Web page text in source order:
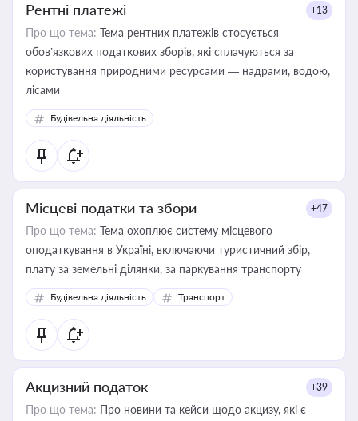
Рентні платежі +13
Про що тема: Тема рентних платежів стосується
обов’язкових податкових зборів, які сплачуються за
користування природними ресурсами — надрами, водою,
лісами
Будівельна діяльність
Місцеві податки та збори +47
Про що тема: Тема охоплює систему місцевого
оподаткування в Україні, включаючи туристичний збір,
плату за земельні ділянки, за паркування транспорту
Будівельна діяльність Транспорт
Акцизний податок +39
Про що тема: Про новини та кейси щодо акцизу, які є